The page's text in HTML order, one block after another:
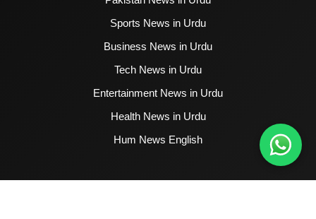
Sports News in Urdu
Business News in Urdu
Tech News in Urdu
Entertainment News in Urdu
Health News in Urdu
Hum News English